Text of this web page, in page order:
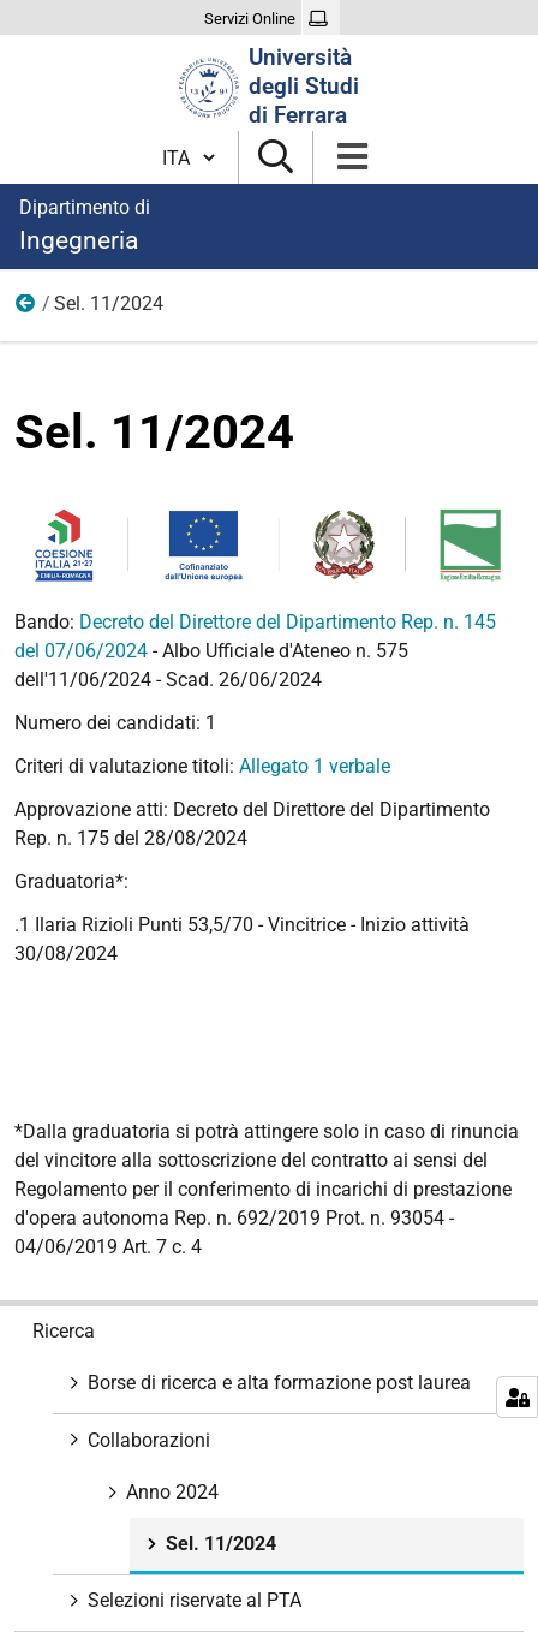
Servizi Online
Università
degli Studi
di Ferrara
Cambia lingua
Dipartimento di
Ingegneria
Anno 2024
Sel. 11/2024
Sel. 11/2024
Bando: Decreto del Direttore del Dipartimento Rep. n. 145
del 07/06/2024 - Albo Ufficiale d'Ateneo n. 575
dell'11/06/2024 - Scad. 26/06/2024
Numero dei candidati: 1
Criteri di valutazione titoli: Allegato 1 verbale
Approvazione atti: Decreto del Direttore del Dipartimento
Rep. n. 175 del 28/08/2024
Graduatoria*:
.1 Ilaria Rizioli Punti 53,5/70 - Vincitrice - Inizio attività
30/08/2024
*Dalla graduatoria si potrà attingere solo in caso di rinuncia
del vincitore alla sottoscrizione del contratto ai sensi del
Regolamento per il conferimento di incarichi di prestazione
d'opera autonoma Rep. n. 692/2019 Prot. n. 93054 -
04/06/2019 Art. 7 c. 4
Ricerca
Borse di ricerca e alta formazione post laurea
Collaborazioni
Anno 2024
Sel. 11/2024
Selezioni riservate al PTA